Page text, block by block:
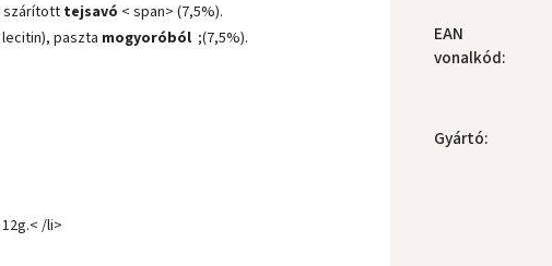
szárított tejsavó < span> (7,5%).
paszta mogyoróból ;(7,5%).
/li>
EAN
vonalkód:
Gyártó: